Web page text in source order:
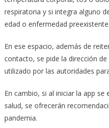
respiratoria y si integra alguno
edad o enfermedad preexistente.
En ese espacio, además de
contacto, se pide la dirección
utilizado por las autoridades
En cambio, si al iniciar la app
salud, se ofrecerán
pandemia.